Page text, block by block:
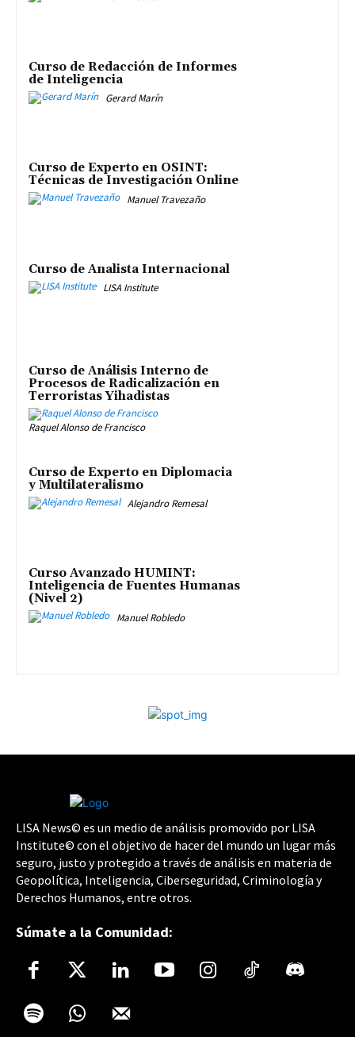
Curso de Redacción de Informes
de Inteligencia
Gerard Marín
Curso de Experto en OSINT:
Técnicas de Investigación Online
Manuel Travezaño
Curso de Analista Internacional
LISA Institute
Curso de Análisis Interno de
Procesos de Radicalización en
Terroristas Yihadistas
Raquel Alonso de Francisco
Curso de Experto en Diplomacia
y Multilateralismo
Alejandro Remesal
Curso Avanzado HUMINT:
Inteligencia de Fuentes Humanas
(Nivel 2)
Manuel Robledo
LISA News© es un medio de análisis promovido por LISA
Institute© con el objetivo de hacer del mundo un lugar más
seguro, justo y protegido a través de análisis en materia de
Geopolítica, Inteligencia, Ciberseguridad, Criminología y
Derechos Humanos, entre otros.
Súmate a la Comunidad: